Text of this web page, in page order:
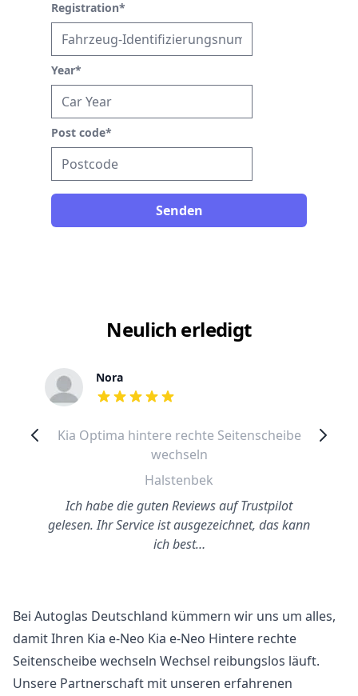
Registration*
Year*
Post code*
Senden
Neulich erledigt
Nora
out of 5 stars
Kia Optima hintere rechte Seitenscheibe
wechseln
Halstenbek
Ich habe die guten Reviews auf Trustpilot
gelesen. Ihr Service ist ausgezeichnet, das kann
ich best…
Bei Autoglas Deutschland kümmern wir uns um alles,
damit Ihren Kia e-Neo Kia e-Neo Hintere rechte
Seitenscheibe wechseln Wechsel reibungslos läuft.
Unsere Partnerschaft mit unseren erfahrenen